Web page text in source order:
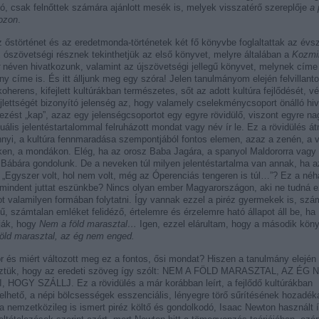
csak felnőttek számára ajánlott mesék is, melyek visszatérő szereplője a
.
őstörténet és az eredetmonda-történetek két fő könyvbe foglaltattak az
ószövetségi résznek tekinthetjük az első könyvet, melyre általában a
néven hivatkozunk, valamint az újszövetségi jellegű könyvet, melynek címe
címe is. És itt álljunk meg egy szóra! Jelen tanulmányom elején
kifejlett kultúrákban természetes, sőt az adott kultúra fejlődését,
bizonyító jelenség az, hogy valamely cselekménycsoport önálló
„kap”, azaz egy jelenségcsoportot egy egyre rövidülő, viszont egyre
jelentéstartalommal felruházott mondat vagy név ír le. Ez a rövidülés
a kultúra fennmaradása szempontjából fontos elemen, azaz a zenén, a
a mondákon. Elég, ha az orosz Baba Jagára, a spanyol Maldororra vagy
gondolunk. De a neveken túl milyen jelentéstartalma van annak, ha
„Egyszer volt, hol nem volt, még az Óperenciás tengeren is túl…”? Ez a
juttat eszünkbe? Nincs olyan ember Magyarországon, aki ne tudná
valamilyen formában folytatni. Így vannak ezzel a piréz gyermekek is,
számtalan emléket felidéző, értelemre és érzelemre ható állapot áll be, ha
hogy Nem a föld marasztal…
Igen, ezzel elárultam, hogy a második
marasztal, az ég nem enged.
és miért változott meg ez a fontos, ősi mondat? Hiszen a tanulmány elején
hogy az eredeti szöveg így szólt: NEM A FÖLD MARASZTAL, AZ ÉG
HOGY SZÁLLJ. Ez a rövidülés a már korábban leírt, a fejlődő kultúrákban
a népi bölcsességek esszenciális, lényegre törő sűrítésének
nemzetközileg is ismert piréz költő és gondolkodó, Isaac Newton használt